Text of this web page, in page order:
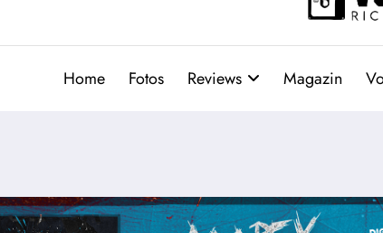
Home Fotos Reviews Magazin